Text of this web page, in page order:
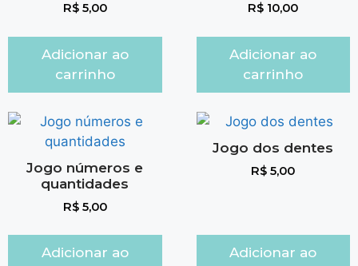
R$5,00
Adicionar ao
carrinho
R$ 10,00
Adicionar ao
carrinho
Jogo números e
quantidades
R$5,00
Adicionar ao
Jogo dos dentes
R$ 5,00
Adicionar ao